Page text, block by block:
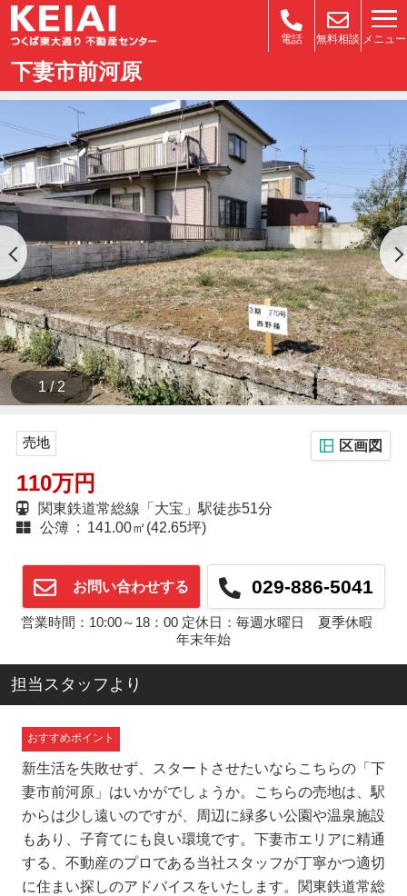
電話 無料相談 メニュー
下妻市前河原
1 / 2
売地 区画図
110万円
関東鉄道常総線「大宝」駅徒歩51分
公簿 : 141.00㎡(42.65坪)
お問い合わせする 029-886-5041
営業時間：10:00～18：00 定休日：毎週水曜日 夏季休暇
年末年始
担当スタッフより
おすすめポイント
新生活を失敗せず、スタートさせたいならこちらの「下
妻市前河原」はいかがでしょうか。こちらの売地は、駅
からは少し遠いのですが、周辺に緑多い公園や温泉施設
もあり、子育てにも良い環境です。下妻市エリアに精通
する、不動産のプロである当社スタッフが丁寧かつ適切
に住まい探しのアドバイスをいたします。関東鉄道常総